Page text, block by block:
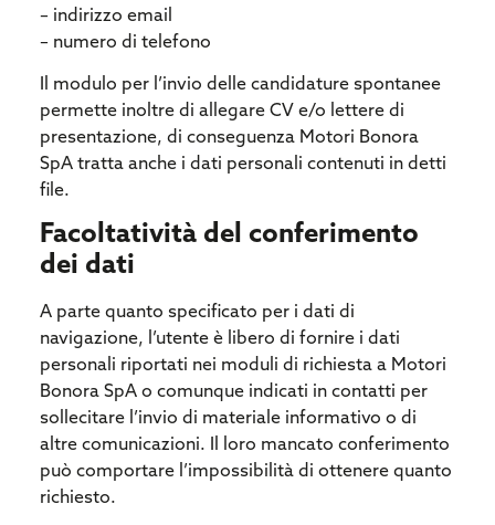
– indirizzo email
– numero di telefono
Il modulo per l’invio delle candidature spontanee
permette inoltre di allegare CV e/o lettere di
presentazione, di conseguenza Motori Bonora
SpA tratta anche i dati personali contenuti in detti
file.
Facoltatività del conferimento
dei dati
A parte quanto specificato per i dati di
navigazione, l’utente è libero di fornire i dati
personali riportati nei moduli di richiesta a Motori
Bonora SpA o comunque indicati in contatti per
sollecitare l’invio di materiale informativo o di
altre comunicazioni. Il loro mancato conferimento
può comportare l’impossibilità di ottenere quanto
richiesto.